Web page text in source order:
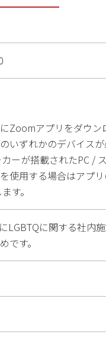
Zoomアプリをダウン
いずれかのデバイスが
ーが搭載されたPC /
使用する場合はアプ
す。
LGBTQに関する社内
です。